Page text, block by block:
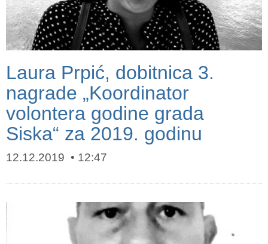
Laura Prpić, dobitnica 3.
nagrade „Koordinator
volontera godine grada
Siska“ za 2019. godinu
12.12.2019 12:47